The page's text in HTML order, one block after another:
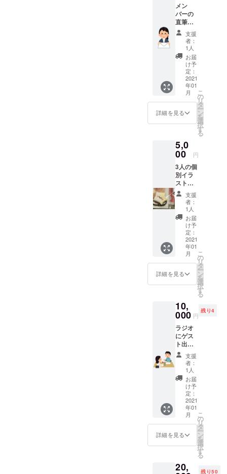
メン
バーの
直筆サ
イン入
り＋お
手紙付
き チェ
キ3枚
セット
支援
者：
1人
お届
け予
定：
2021
年01
月
詳細を見る
こ
の
リ
タ
ー
ン
を
選
択
す
る
5,0
00 円
3人の個
別イラ
ストス
テッ
カー 3
人から
のお礼
の動画
メン
バーデ
ザイン
ステッ
カー 新
曲先行
配信
(メール
データ
を送り
ます)
支援
者：
1人
お届
け予
定：
2021
年01
月
詳細を見る
こ
の
リ
タ
ー
ン
を
選
択
す
る
10,
000 円
残り4
ラジオ
にゲス
ト出演
Skype
のリ
モート
でお願
いいた
しま
す。 出
演予定
年1月以
降〜 ご
都合の
いい日
ていた
支援
者：
1人
お届
け予
定：
2021
年01
月
詳細を見る
こ
の
リ
タ
ー
ン
を
選
択
す
る
20, 残り50